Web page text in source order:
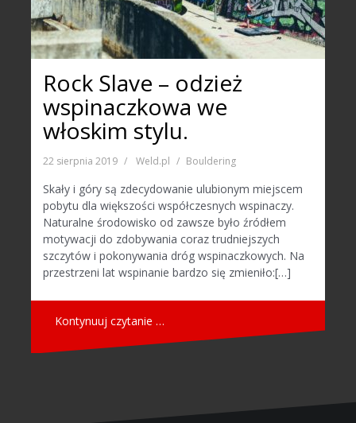
Rock Slave – odzież
wspinaczkowa we
włoskim stylu.
22 sierpnia 2019 Weld.pl Bouldering
Skały i góry są zdecydowanie ulubionym miejscem
pobytu dla większości współczesnych wspinaczy.
Naturalne środowisko od zawsze było źródłem
motywacji do zdobywania coraz trudniejszych
szczytów i pokonywania dróg wspinaczkowych. Na
przestrzeni lat wspinanie bardzo się zmieniło:[…]
Kontynuuj czytanie …